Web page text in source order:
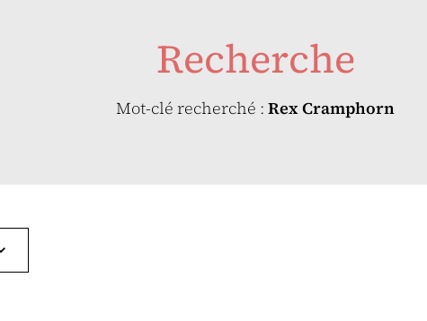
Recherche
Mot-clé recherché : Rex Cramphorn